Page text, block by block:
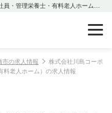
市の求人情報
株式会社川島コーポ
料老人ホーム）の求人情報